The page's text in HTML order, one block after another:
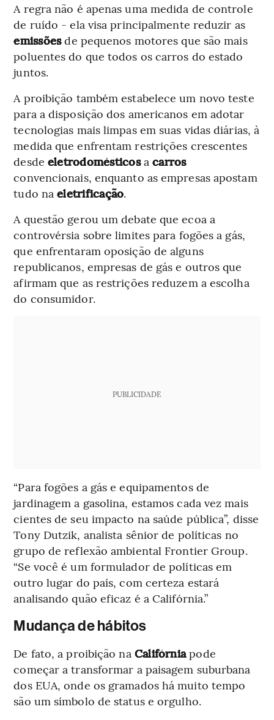
A regra não é apenas uma medida de controle
de ruído - ela visa principalmente reduzir as
emissõesde pequenos motores que são mais
poluentes do que todos os carros do estado
juntos.
A proibição também estabelece um novo teste
para a disposição dos americanos em adotar
tecnologias mais limpas em suas vidas diárias, à
medida que enfrentam restrições crescentes
desde eletrodomésticosacarros
convencionais, enquanto as empresas apostam
tudo naeletrificação.
A questão gerou um debate que ecoa a
controvérsia sobre limites para fogões a gás,
que enfrentaram oposição de alguns
republicanos, empresas de gás e outros que
afirmam que as restrições reduzem a escolha
do consumidor.
PUBLICIDADE
“Para fogões a gás e equipamentos de
jardinagem a gasolina, estamos cada vez mais
cientes de seu impacto na saúde pública”, disse
Tony Dutzik, analista sênior de políticas no
grupo de reflexão ambiental Frontier Group.
“Se você é um formulador de políticas em
outro lugar do país, com certeza estará
analisando quão eficaz é a Califórnia.”
Mudança de hábitos
De fato, a proibição na Califórniapode
começar a transformar a paisagem suburbana
dos EUA, onde os gramados há muito tempo
são um símbolo de status e orgulho.